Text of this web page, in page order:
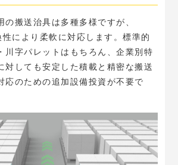
の搬送治具は多種多様ですが、
により柔軟に対応します。標準的
川字パレットはもちろん、企業別特
対しても安定した積載と精密な搬送
応のための追加設備投資が不要で